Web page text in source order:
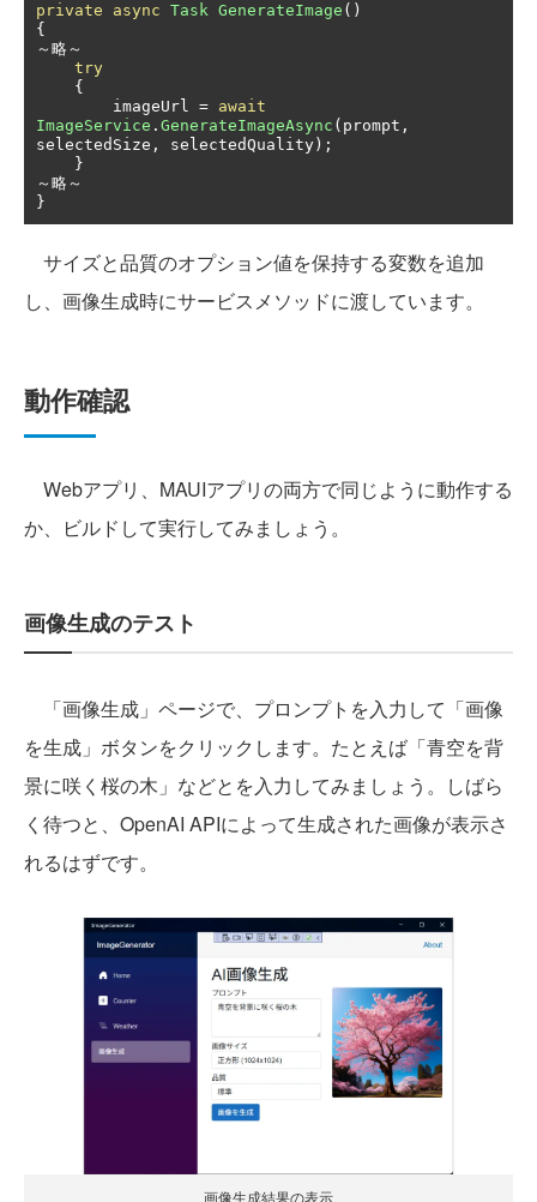
private async Task GenerateImage ()
{
～略～
try
{
        imageUrl
= await
ImageService . GenerateImageAsync ( prompt ,
selectedSize , selectedQuality );
}
～略～
}
サイズと品質のオプション値を保持する変数を追加
し、画像生成時にサービスメソッドに渡しています。
動作確認
Webアプリ、MAUIアプリの両方で同じように動作する
か、ビルドして実行してみましょう。
画像生成のテスト
「画像生成」ページで、プロンプトを入力して「画像
を生成」ボタンをクリックします。たとえば「青空を背
景に咲く桜の木」などとを入力してみましょう。しばら
く待つと、OpenAI APIによって生成された画像が表示さ
れるはずです。
画像生成結果の表示